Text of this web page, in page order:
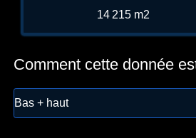
14 215 m2
Comment cette donnée
Bas + haut